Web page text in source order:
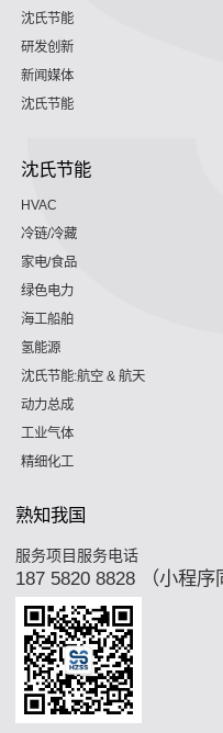
沈氏节能
研发创新
新闻媒体
沈氏节能
沈氏节能
HVAC
冷链/冷藏
家电/食品
绿色电力
海工船舶
氢能源
沈氏节能:航空 & 航天
动力总成
工业气体
精细化工
熟知我国
服务项目服务电话
187 5820 8828 （小程序